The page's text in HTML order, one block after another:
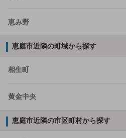
恵み野
恵庭市近隣の町域から探す
相生町
黄金中央
恵庭市近隣の市区町村から探す